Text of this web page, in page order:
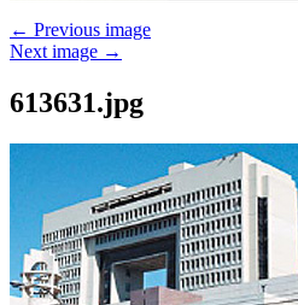
← Previous image
Next image →
613631.jpg